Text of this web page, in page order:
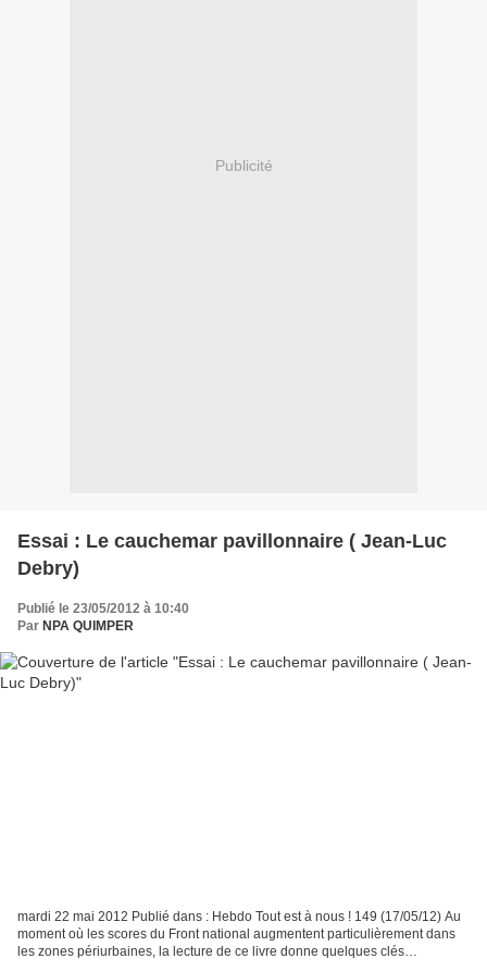
Publicité
Essai : Le cauchemar pavillonnaire ( Jean-Luc
Debry)
Publié le 23/05/2012 à 10:40
Par NPA QUIMPER
mardi 22 mai 2012 Publié dans : Hebdo Tout est à nous ! 149 (17/05/12) Au
moment où les scores du Front national augmentent particulièrement dans
les zones périurbaines, la lecture de ce livre donne quelques clés